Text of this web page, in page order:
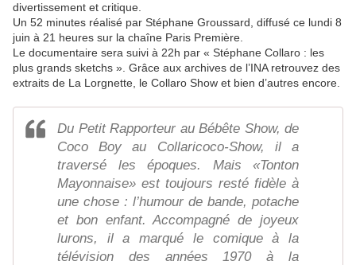
divertissement et critique.
Un 52 minutes réalisé par Stéphane Groussard, diffusé ce lundi 8
juin à 21 heures sur la chaîne Paris Première.
Le documentaire sera suivi à 22h par « Stéphane Collaro : les
plus grands sketchs ». Grâce aux archives de l’INA retrouvez des
extraits de La Lorgnette, le Collaro Show et bien d’autres encore.
Du Petit Rapporteur au Bébête Show, de
Coco Boy au Collaricoco-Show, il a
traversé les époques. Mais «Tonton
Mayonnaise» est toujours resté fidèle à
une chose : l’humour de bande, potache
et bon enfant. Accompagné de joyeux
lurons, il a marqué le comique à la
télévision des années 1970 à la